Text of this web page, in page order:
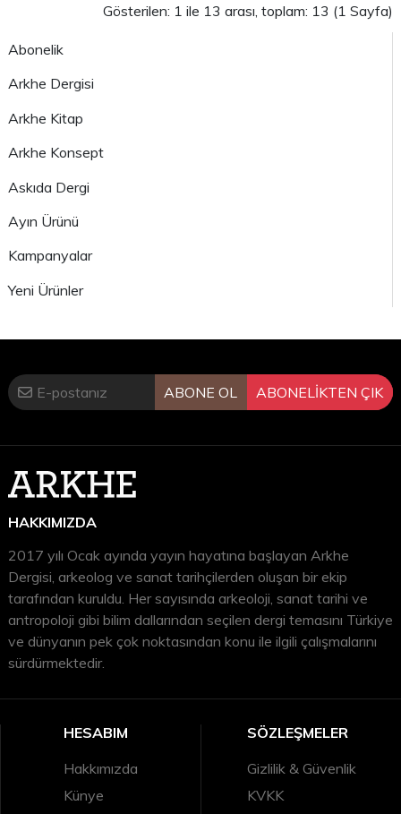
Abonelik
Arkhe Dergisi
Arkhe Kitap
Arkhe Konsept
Askıda Dergi
Ayın Ürünü
Kampanyalar
Yeni Ürünler
Gösterilen: 1 ile 13 arası, toplam: 13 (1 Sayfa)
ABONE OL ABONELİKTEN ÇIK
HAKKIMIZDA
2017 yılı Ocak ayında yayın hayatına başlayan Arkhe
Dergisi, arkeolog ve sanat tarihçilerden oluşan bir ekip
tarafından kuruldu. Her sayısında arkeoloji, sanat tarihi ve
antropoloji gibi bilim dallarından seçilen dergi temasını Türkiye
ve dünyanın pek çok noktasından konu ile ilgili çalışmalarını
sürdürmektedir.
HESABIM
Hakkımızda
Künye
SÖZLEŞMELER
Gizlilik & Güvenlik
KVKK